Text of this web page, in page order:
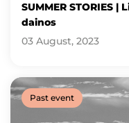
SUMMER STORIES
dainos
03 August, 2023
Past event